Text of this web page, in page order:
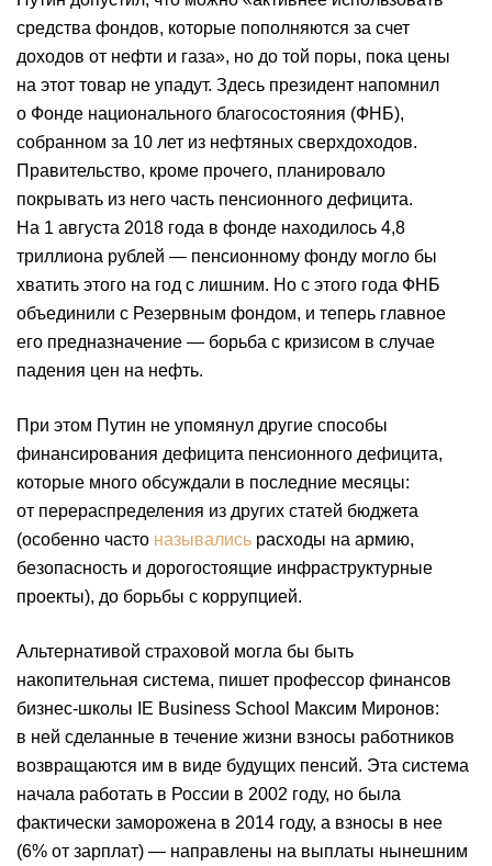
средства фондов, которые пополняются за счет
доходов от нефти и газа», но до той поры, пока цены
на этот товар не упадут. Здесь президент напомнил
о Фонде национального благосостояния (ФНБ),
собранном за 10 лет из нефтяных сверхдоходов.
Правительство, кроме прочего, планировало
покрывать из него часть пенсионного дефицита.
На 1 августа 2018 года в фонде находилось 4,8
триллиона рублей — пенсионному фонду могло бы
хватить этого на год с лишним. Но с этого года ФНБ
объединили с Резервным фондом, и теперь главное
его предназначение — борьба с кризисом в случае
падения цен на нефть.
При этом Путин не упомянул другие способы
финансирования дефицита пенсионного дефицита,
которые много обсуждали в последние месяцы:
от перераспределения из других статей бюджета
(особенно часто назывались расходы на армию,
безопасность и дорогостоящие инфраструктурные
проекты), до борьбы с коррупцией.
Альтернативой страховой могла бы быть
накопительная система, пишет профессор финансов
бизнес-школы IE Business School Максим Миронов:
в ней сделанные в течение жизни взносы работников
возвращаются им в виде будущих пенсий. Эта система
начала работать в России в 2002 году, но была
фактически заморожена в 2014 году, а взносы в нее
(6% от зарплат) — направлены на выплаты нынешним